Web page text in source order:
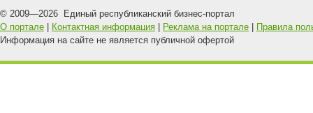
© 2009—2026 Единый республиканский бизнес-портал
О портале
Контактная информация Реклама на портале
Правила
Информация на сайте не является публичной офертой